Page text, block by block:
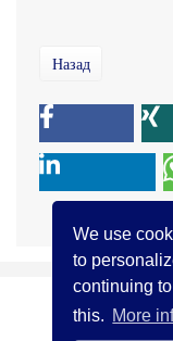
We use
to
continuing
this. More
Назад